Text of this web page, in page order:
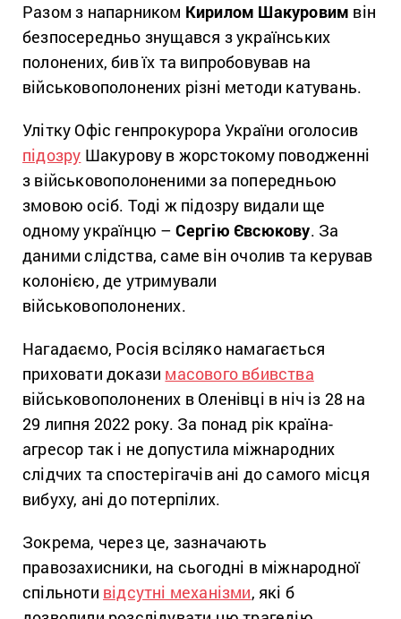
Разом з напарником Кирилом Шакуровим він
безпосередньо знущався з українських
полонених, бив їх та випробовував на
військовополонених різні методи катувань.
Улітку Офіс генпрокурора України оголосив
підозру Шакурову в жорстокому поводженні
з військовополоненими за попередньою
змовою осіб. Тоді ж підозру видали ще
одному українцю – Сергію Євсюкову. За
даними слідства, саме він очолив та керував
колонією, де утримували
військовополонених.
Нагадаємо, Росія всіляко намагається
приховати докази масового вбивства
військовополонених в Оленівці в ніч із 28 на
29 липня 2022 року. За понад рік країна-
агресор так і не допустила міжнародних
слідчих та спостерігачів ані до самого місця
вибуху, ані до потерпілих.
Зокрема, через це, зазначають
правозахисники, на сьогодні в міжнародної
спільноти відсутні механізми, які б